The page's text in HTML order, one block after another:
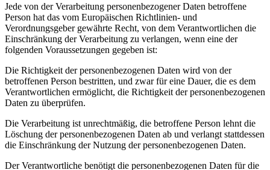
Jede von der Verarbeitung personenbezogener Daten betroffene
Person hat das vom Europäischen Richtlinien- und
Verordnungsgeber gewährte Recht, von dem Verantwortlichen die
Einschränkung der Verarbeitung zu verlangen, wenn eine der
folgenden Voraussetzungen gegeben ist:
Die Richtigkeit der personenbezogenen Daten wird von der
betroffenen Person bestritten, und zwar für eine Dauer, die es dem
Verantwortlichen ermöglicht, die Richtigkeit der personenbezogenen
Daten zu überprüfen.
Die Verarbeitung ist unrechtmäßig, die betroffene Person lehnt die
Löschung der personenbezogenen Daten ab und verlangt stattdessen
die Einschränkung der Nutzung der personenbezogenen Daten.
Der Verantwortliche benötigt die personenbezogenen Daten für die